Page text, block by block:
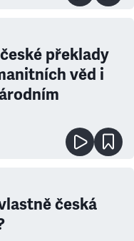
překlady
věd i
česká